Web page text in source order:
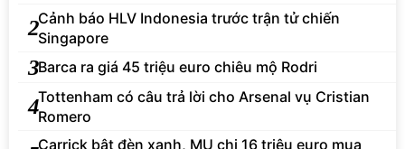
2Cảnh báo HLV Indonesia trước trận tử chiến
Singapore
3Barca ra giá 45 triệu euro chiêu mộ Rodri
4Tottenham có câu trả lời cho Arsenal vụ Cristian
Romero
Carrick bật đèn xanh, MU chi 16 triệu euro mua